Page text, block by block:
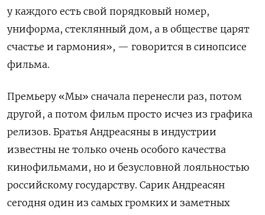
у каждого есть свой порядковый номер,
униформа, стеклянный дом, а в обществе царят
счастье и гармония», — говорится в синопсисе
фильма.
Премьеру «Мы» сначала перенесли раз, потом
другой, а потом фильм просто исчез из графика
релизов. Братья Андреасяны в индустрии
известны не только очень особого качества
кинофильмами, но и безусловной лояльностью
российскому государству. Сарик Андреасян
сегодня один из самых громких и заметных